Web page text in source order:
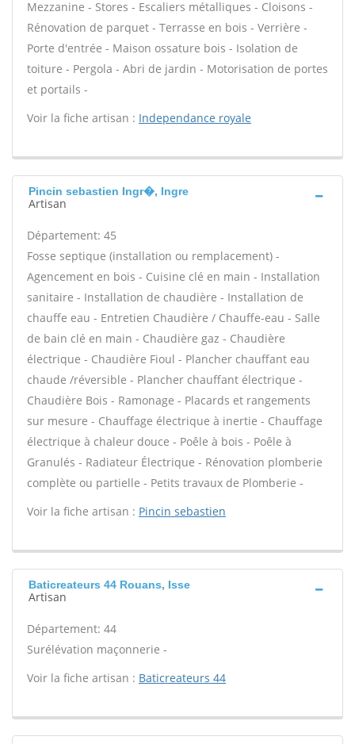
Mezzanine - Stores - Escaliers métalliques - Cloisons -
Rénovation de parquet - Terrasse en bois - Verrière -
Porte d'entrée - Maison ossature bois - Isolation de
toiture - Pergola - Abri de jardin - Motorisation de portes
et portails -
Voir la fiche artisan : Independance royale
Pincin sebastien Ingr�, Ingre
Artisan
Département: 45
Fosse septique (installation ou remplacement) -
Agencement en bois - Cuisine clé en main - Installation
sanitaire - Installation de chaudière - Installation de
chauffe eau - Entretien Chaudière / Chauffe-eau - Salle
de bain clé en main - Chaudière gaz - Chaudière
électrique - Chaudière Fioul - Plancher chauffant eau
chaude /réversible - Plancher chauffant électrique -
Chaudière Bois - Ramonage - Placards et rangements
sur mesure - Chauffage électrique à inertie - Chauffage
électrique à chaleur douce - Poêle à bois - Poêle à
Granulés - Radiateur Électrique - Rénovation plomberie
complète ou partielle - Petits travaux de Plomberie -
Voir la fiche artisan : Pincin sebastien
Baticreateurs 44 Rouans, Isse
Artisan
Département: 44
Surélévation maçonnerie -
Voir la fiche artisan : Baticreateurs 44